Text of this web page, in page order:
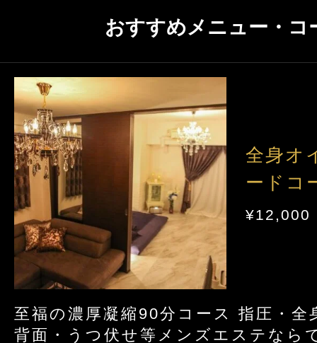
奈良 和歌山
ジャンルから探す
店舗型 マンション(個室)
エリアから探す
大阪 京都 兵庫
奈良 和歌山
体験談
写メ日記
ニュース
ギャラリー
おすすめメニュー・コ
全身オ
ードコ
¥12,000
至福の濃厚凝縮90分コース 指圧・全
背面・うつ伏せ等メンズエステなら